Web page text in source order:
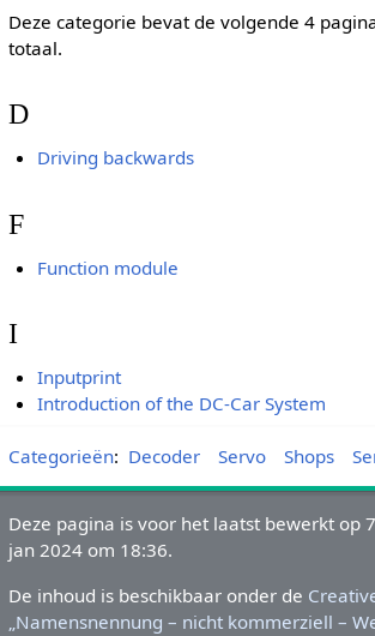
Deze categorie bevat de volgende 4
totaal.
D
Driving backwards
F
Function module
I
Inputprint
Introduction of the DC-Car System
Categorieën: Decoder Servo Shops
Deze pagina is voor het laatst bewerkt op 7
jan 2024 om 18:36.
De inhoud is beschikbaar onder de
„Namensnennung – nicht kommerziell –